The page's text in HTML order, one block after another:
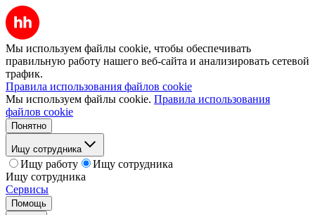
Мы используем файлы cookie, чтобы обеспечивать
правильную работу нашего веб-сайта и анализировать сетевой
трафик.
Правила использования файлов cookie
Мы используем файлы cookie. Правила использования
файлов cookie
Понятно
Ищу сотрудника
Ищу работу
Ищу сотрудника
Ищу сотрудника
Сервисы
Помощь